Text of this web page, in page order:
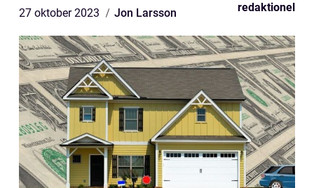
27 oktober 2023 Jon Larsson redaktionel